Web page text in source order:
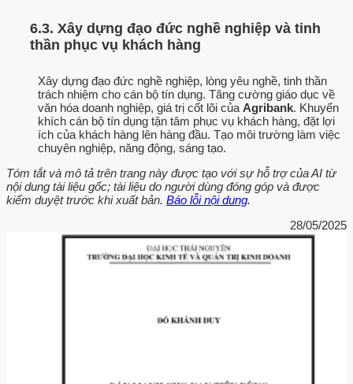
6.3. Xây dựng đạo đức nghề nghiệp và tinh
thần phục vụ khách hàng
Xây dựng đạo đức nghề nghiệp, lòng yêu nghề, tinh thần
trách nhiệm cho cán bộ tín dụng. Tăng cường giáo dục về
văn hóa doanh nghiệp, giá trị cốt lõi của Agribank. Khuyến
khích cán bộ tín dụng tận tâm phục vụ khách hàng, đặt lợi
ích của khách hàng lên hàng đầu. Tạo môi trường làm việc
chuyên nghiệp, năng động, sáng tạo.
Tóm tắt và mô tả trên trang này được tạo với sự hỗ trợ của AI từ
nội dung tài liệu gốc; tài liệu do người dùng đóng góp và được
kiểm duyệt trước khi xuất bản. Báo lỗi nội dung.
28/05/2025